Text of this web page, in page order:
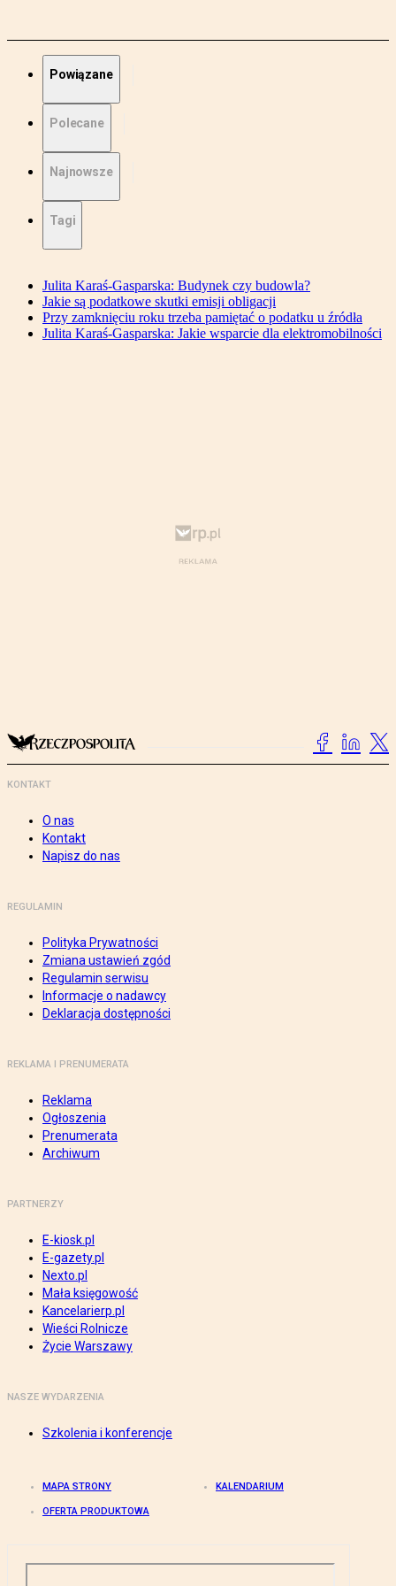
Powiązane
Polecane
Najnowsze
Tagi
Julita Karaś-Gasparska: Budynek czy budowla?
Jakie są podatkowe skutki emisji obligacji
Przy zamknięciu roku trzeba pamiętać o podatku u źródła
Julita Karaś-Gasparska: Jakie wsparcie dla elektromobilności
KONTAKT
O nas
Kontakt
Napisz do nas
REGULAMIN
Polityka Prywatności
Zmiana ustawień zgód
Regulamin serwisu
Informacje o nadawcy
Deklaracja dostępności
REKLAMA I PRENUMERATA
Reklama
Ogłoszenia
Prenumerata
Archiwum
PARTNERZY
E-kiosk.pl
E-gazety.pl
Nexto.pl
Mała księgowość
Kancelarierp.pl
Wieści Rolnicze
Życie Warszawy
NASZE WYDARZENIA
Szkolenia i konferencje
MAPA STRONY KALENDARIUM
OFERTA PRODUKTOWA